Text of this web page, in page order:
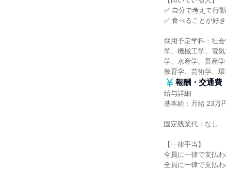
✅ 自分で考えて行
✅ 食べることが好
採用予定学科：社
学、機械工学、電
学、水産学、畜産
教育学、芸術学、
報酬・交通費
給与詳細
基本給：月給 23万
固定残業代：なし
【一律手当】
全員に一律で支払
全員に一律で支払